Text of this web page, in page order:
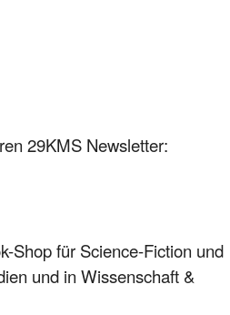
29KMS Newsletter:
Shop für Science-Fiction und
und in Wissenschaft &